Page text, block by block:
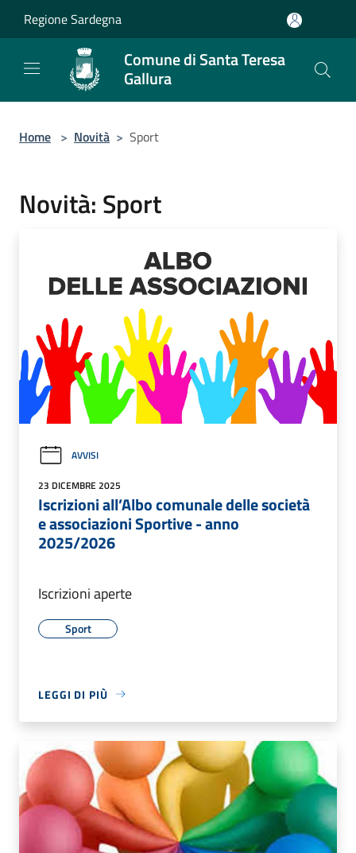
Regione Sardegna
Comune di Santa Teresa
Gallura
Home > Novità > Sport
Novità: Sport
AVVISI
23 DICEMBRE 2025
Iscrizioni all’Albo comunale delle società
e associazioni Sportive - anno
2025/2026
Iscrizioni aperte
Sport
LEGGI DI PIÙ